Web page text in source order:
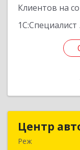
Клиентов на
1С:Специалист
Центр
Реж
Центр